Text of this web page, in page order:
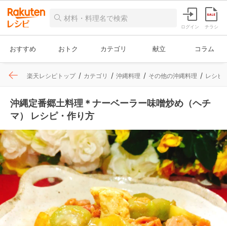
ログイン チラシ
おすすめ おトク カテゴリ 献立 コラム
楽天レシピトップ カテゴリ 沖縄料理 その他の沖縄料理 レシピ
沖縄定番郷土料理＊ナーベーラー味噌炒め（ヘチ
マ） レシピ・作り方